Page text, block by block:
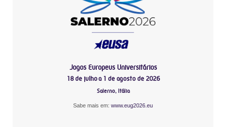
Jogos Europeus Universitários
18 de julho a 1 de agosto de 2026
Salerno, Itália
Sabe mais em: www.eug2026.eu